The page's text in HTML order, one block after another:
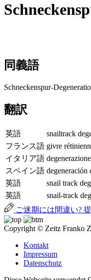
同義語
Schneckenspur-
翻訳
英語
snailtrack
フランス語 givre
イタリア語
スペイン語 degeneración
英語
snail track
英語
snail-track
ご迷期には間違い?
Copyright © Zeitz Franko
Kontakt
Impressum
Datenschutz